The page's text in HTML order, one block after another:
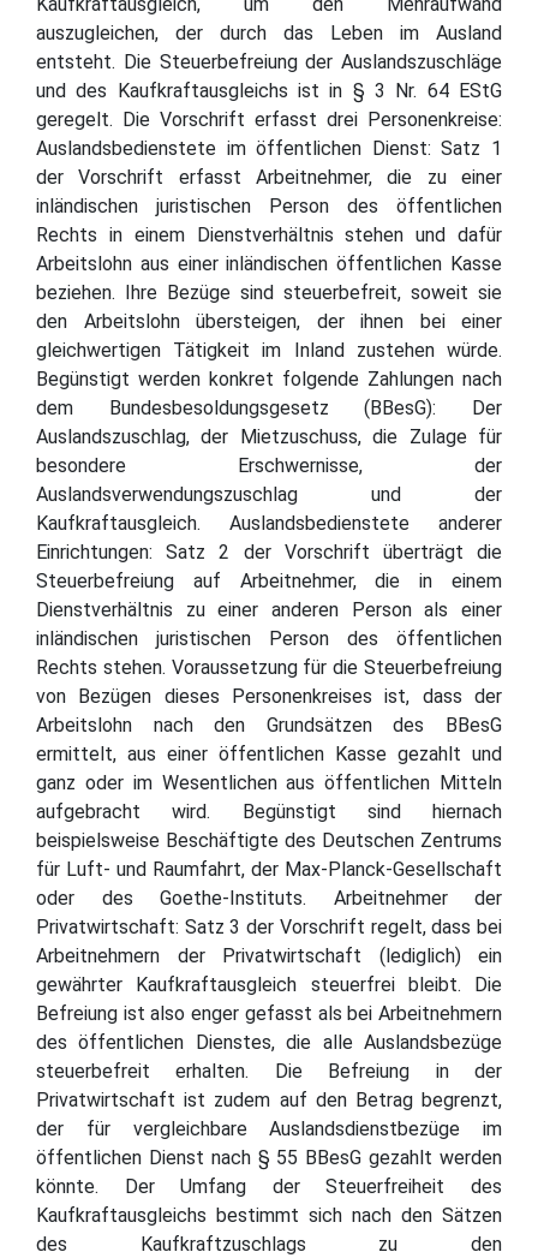
auszugleichen, der durch das Leben im Ausland
entsteht. Die Steuerbefreiung der Auslandszuschläge
und des Kaufkraftausgleichs ist in § 3 Nr. 64 EStG
geregelt. Die Vorschrift erfasst drei Personenkreise:
Auslandsbedienstete im öffentlichen Dienst: Satz 1
der Vorschrift erfasst Arbeitnehmer, die zu einer
inländischen juristischen Person des öffentlichen
Rechts in einem Dienstverhältnis stehen und dafür
Arbeitslohn aus einer inländischen öffentlichen Kasse
beziehen. Ihre Bezüge sind steuerbefreit, soweit sie
den Arbeitslohn übersteigen, der ihnen bei einer
gleichwertigen Tätigkeit im Inland zustehen würde.
Begünstigt werden konkret folgende Zahlungen nach
dem Bundesbesoldungsgesetz (BBesG): Der
Auslandszuschlag, der Mietzuschuss, die Zulage für
besondere Erschwernisse, der
Auslandsverwendungszuschlag und der
Kaufkraftausgleich. Auslandsbedienstete anderer
Einrichtungen: Satz 2 der Vorschrift überträgt die
Steuerbefreiung auf Arbeitnehmer, die in einem
Dienstverhältnis zu einer anderen Person als einer
inländischen juristischen Person des öffentlichen
Rechts stehen. Voraussetzung für die Steuerbefreiung
von Bezügen dieses Personenkreises ist, dass der
Arbeitslohn nach den Grundsätzen des BBesG
ermittelt, aus einer öffentlichen Kasse gezahlt und
ganz oder im Wesentlichen aus öffentlichen Mitteln
aufgebracht wird. Begünstigt sind hiernach
beispielsweise Beschäftigte des Deutschen Zentrums
für Luft- und Raumfahrt, der Max-Planck-Gesellschaft
oder des Goethe-Instituts. Arbeitnehmer der
Privatwirtschaft: Satz 3 der Vorschrift regelt, dass bei
Arbeitnehmern der Privatwirtschaft (lediglich) ein
gewährter Kaufkraftausgleich steuerfrei bleibt. Die
Befreiung ist also enger gefasst als bei Arbeitnehmern
des öffentlichen Dienstes, die alle Auslandsbezüge
steuerbefreit erhalten. Die Befreiung in der
Privatwirtschaft ist zudem auf den Betrag begrenzt,
der für vergleichbare Auslandsdienstbezüge im
öffentlichen Dienst nach § 55 BBesG gezahlt werden
könnte. Der Umfang der Steuerfreiheit des
Kaufkraftausgleichs bestimmt sich nach den Sätzen
des Kaufkraftzuschlags zu den